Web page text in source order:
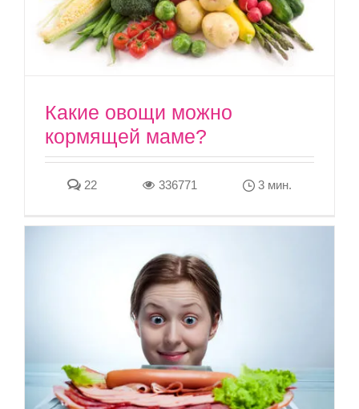
Какие овощи можно
кормящей маме?
22 336771 3 мин.